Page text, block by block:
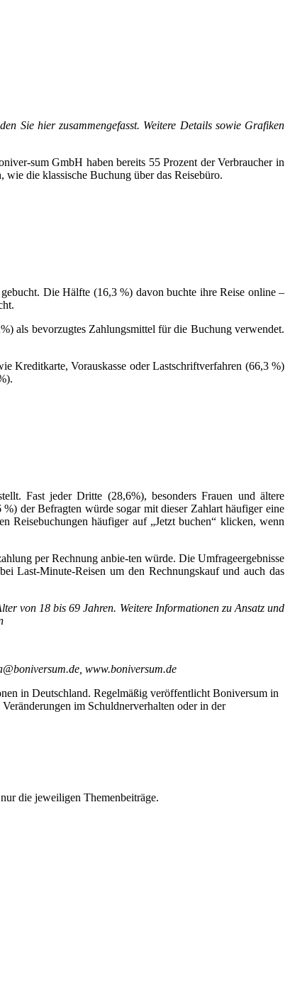
Sie hier zusammengefasst. Weitere Details sowie Grafiken
sum GmbH haben bereits 55 Prozent der Verbraucher in
die klassische Buchung über das Reisebüro.
Die Hälfte (16,3 %) davon buchte ihre Reise online –
als bevorzugtes Zahlungsmittel für die Buchung verwendet.
Kreditkarte, Vorauskasse oder Lastschriftverfahren (66,3 %)
Fast jeder Dritte (28,6%), besonders Frauen und ältere
der Befragten würde sogar mit dieser Zahlart häufiger eine
Reisebuchungen häufiger auf „Jetzt buchen“ klicken, wenn
per Rechnung anbie-ten würde. Die Umfrageergebnisse
Last-Minute-Reisen um den Rechnungskauf und auch das
von 18 bis 69 Jahren. Weitere Informationen zu Ansatz und
www.boniversum.de
in Deutschland. Regelmäßig veröffentlicht Boniversum in
im Schuldnerverhalten oder in der
die jeweiligen Themenbeiträge.